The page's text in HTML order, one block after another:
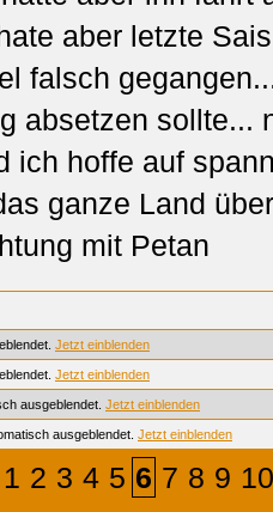
aber letzte
falsch
absetzen sollte...
ich hoffe auf
ganze Land
mit Petan
Jetzt einblenden
Jetzt einblenden
ausgeblendet. Jetzt einblenden
ausgeblendet. Jetzt einblenden
1 2 3 4 5 6 7 8 9 10